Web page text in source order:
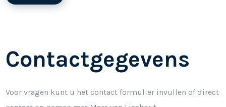
Contactgegevens
Voor vragen kunt u het contact formulier invullen of direct